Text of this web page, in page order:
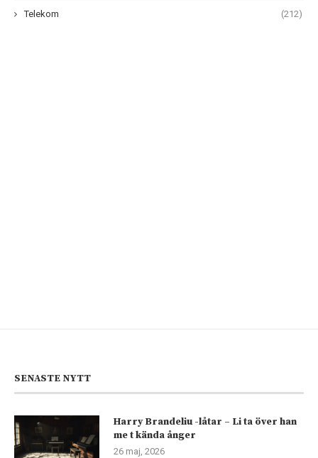
Telekom (212)
SENASTE NYTT
Harry Brandeliu -låtar – Li ta över han
me t kända ånger
26 maj, 2026